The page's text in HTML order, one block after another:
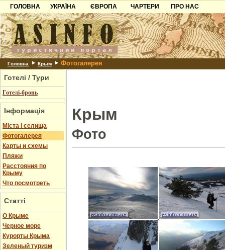
ГОЛОВНА
УКРАЇНА
Карпати
Азов
Причорноморря
Шацьк
ЄВРОПА
Чорногорія
Хорватія
Болгарія
Албанія
ЧАРТЕРИ
ПРО НАС
Контакти
Партнерам
Додати готель
Головна Крым Фотогалерея
Готелі / Тури
Готелі-бронь
Інформація
Міста і селища
Фотогалерея
Карты и схемы
Пляжи
Расстояния по
Крыму
Что посмотреть
Статті
О Крыме
Черное море
Курорты Крыма
Зеленый туризм
Крым
Фото